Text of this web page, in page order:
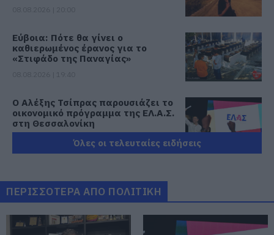
Εύβοια: Πότε θα γίνει ο
καθιερωμένος έρανος για το
«Στιφάδο της Παναγίας»
Ο Αλέξης Τσίπρας παρουσιάζει το
οικονομικό πρόγραμμα της ΕΛ.Α.Σ.
στη Θεσσαλονίκη
08.08.2026 | 19:20
08.08.2026 | 19:00
Σε δημοπρασία η μπάλα των
Όλες οι τελευταίες ειδήσεις
ΠΕΡΙΣΣΟΤΕΡΑ ΑΠΟ ΠΟΛΙΤΙΚΗ